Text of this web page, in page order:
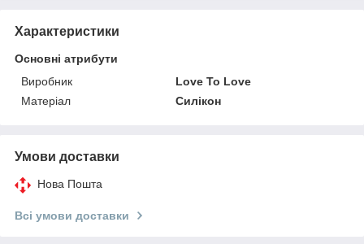
Характеристики
Основні атрибути
Виробник
Love To Love
Матеріал
Силікон
Умови доставки
Нова Пошта
Всі умови доставки